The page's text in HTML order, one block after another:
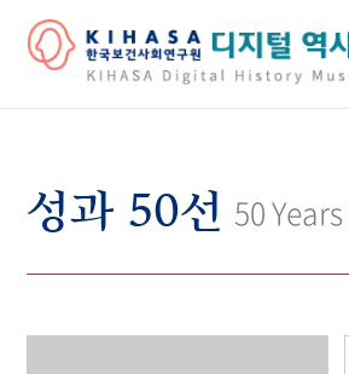
성과 50선 50